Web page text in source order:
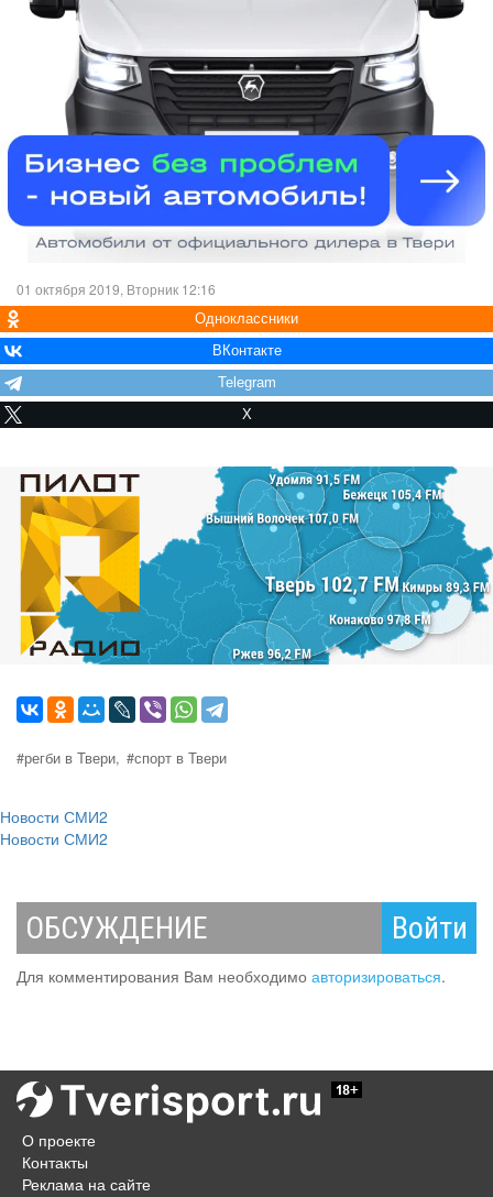
01 октября 2019, Вторник 12:16
Одноклассники
ВКонтакте
Telegram
X
#регби в Твери, #спорт в Твери
Новости СМИ2
Новости СМИ2
ОБСУЖДЕНИЕ Войти
Для комментирования Вам необходимо авторизироваться.
О проекте
Контакты
Реклама на сайте